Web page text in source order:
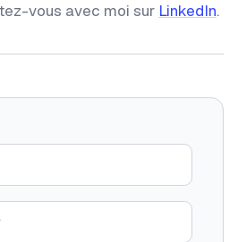
vous avec moi sur LinkedIn.